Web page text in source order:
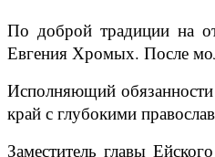
По доброй традиции на
Евгения Хромых. После
Исполняющий
край с глубокими
Заместитель главы